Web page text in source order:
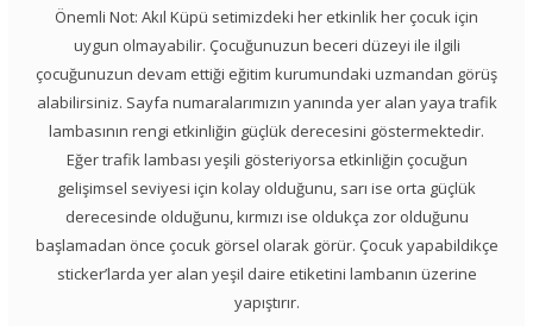
Önemli Not: Akıl Küpü setimizdeki her etkinlik her çocuk için
uygun olmayabilir. Çocuğunuzun beceri düzeyi ile ilgili
çocuğunuzun devam ettiği eğitim kurumundaki uzmandan görüş
alabilirsiniz. Sayfa numaralarımızın yanında yer alan yaya trafik
lambasının rengi etkinliğin güçlük derecesini göstermektedir.
Eğer trafik lambası yeşili gösteriyorsa etkinliğin çocuğun
gelişimsel seviyesi için kolay olduğunu, sarı ise orta güçlük
derecesinde olduğunu, kırmızı ise oldukça zor olduğunu
başlamadan önce çocuk görsel olarak görür. Çocuk yapabildikçe
sticker’larda yer alan yeşil daire etiketini lambanın üzerine
yapıştırır.